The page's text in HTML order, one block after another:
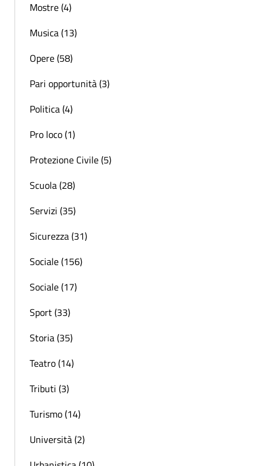
Mostre (4)
Musica (13)
Opere (58)
Pari opportunità (3)
Politica (4)
Pro loco (1)
Protezione Civile (5)
Scuola (28)
Servizi (35)
Sicurezza (31)
Sociale (156)
Sociale (17)
Sport (33)
Storia (35)
Teatro (14)
Tributi (3)
Turismo (14)
Università (2)